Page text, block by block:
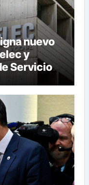
nuevo
y
Servicios